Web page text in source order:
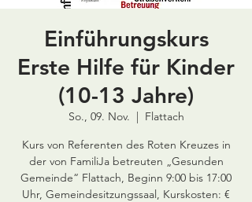
Einführungskurs
Erste Hilfe für Kinder
(10-13 Jahre)
So., 09. Nov.
  |
Flattach
Kurs von Referenten des Roten Kreuzes in
der von FamiliJa betreuten „Gesunden
Gemeinde“ Flattach, Beginn 9:00 bis 17:00
Uhr, Gemeindesitzungssaal, Kurskosten: €